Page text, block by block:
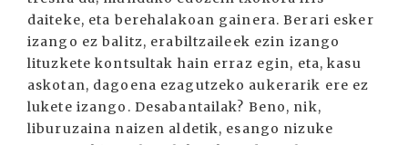
daiteke, eta berehalakoan gainera. Berari esker
izango ez balitz, erabiltzaileek ezin izango
lituzkete kontsultak hain erraz egin, eta, kasu
askotan, dagoena ezagutzeko aukerarik ere ez
lukete izango. Desabantailak? Beno, nik,
liburuzaina naizen aldetik, esango nizuke